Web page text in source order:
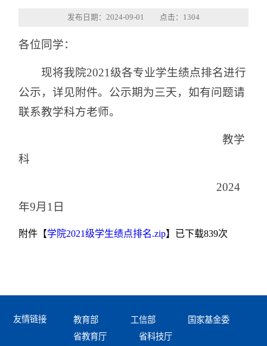
发布日期：2024-09-01 点击： 1304
各位同学：
现将我院2021级各专业学生绩点排名进行
公示，详见附件。公示期为三天，如有问题请
联系教学科方老师。
教学
科
2024
年9月1日
附件【学院2021级学生绩点排名.zip】已下载839次
友情链接 教育部 工信部
国家基金委
省教育厅
省科技厅